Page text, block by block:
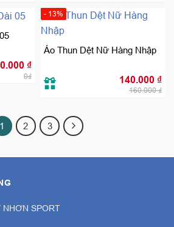
₫
0₫
- 13%
Áo Thun Dệt Nữ Hàng Nhập
160.000₫
Giá
gốc
140.000 ₫Giá
tại
1 2 3
NHƠN SPORT